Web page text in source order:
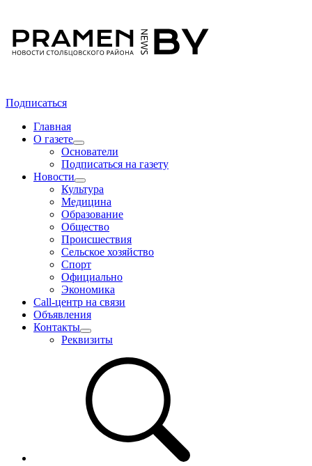
Подписаться
Главная
О газете
Основатели
Подписаться на газету
Новости
Культура
Медицина
Образование
Общество
Происшествия
Сельское хозяйство
Спорт
Официально
Экономика
Call-центр на связи
Объявления
Контакты
Реквизиты